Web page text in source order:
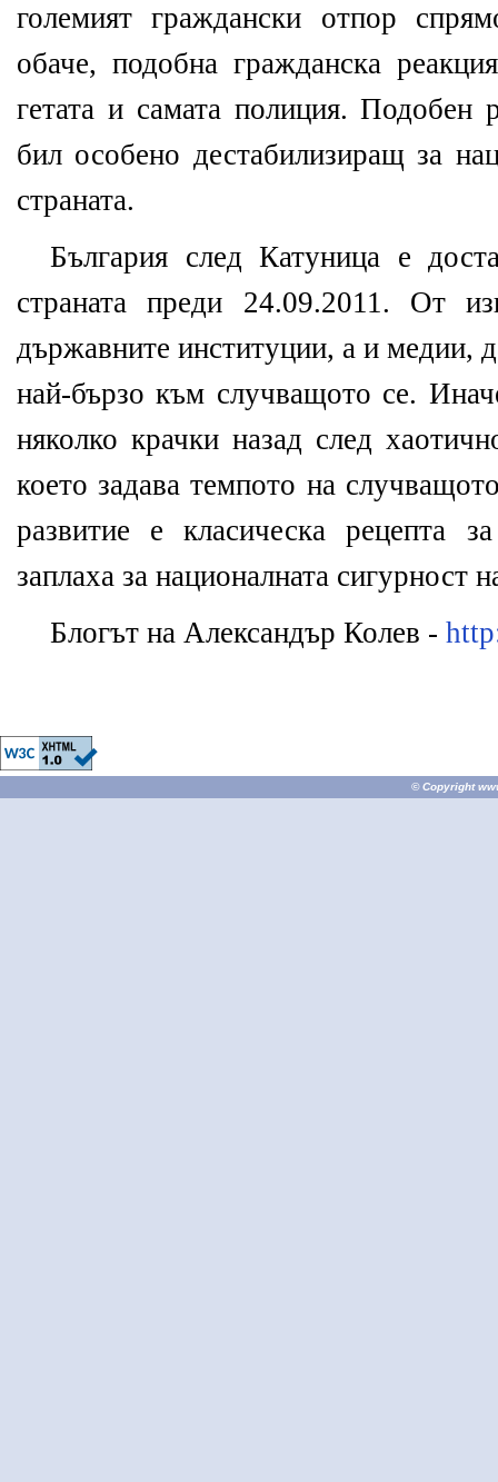
големият граждански отпор
обаче, подобна гражданска
гетата и самата полиция. Подобен
бил особено дестабилизиращ за
страната.
България след Катуница е
страната преди 24.09.2011. От
държавните институции, а и медии,
най-бързо към случващото се.
няколко крачки назад след
което задава темпото на
развитие е класическа рецепта
заплаха за националната сигурност
Блогът на Александър Колев -
© Copyright